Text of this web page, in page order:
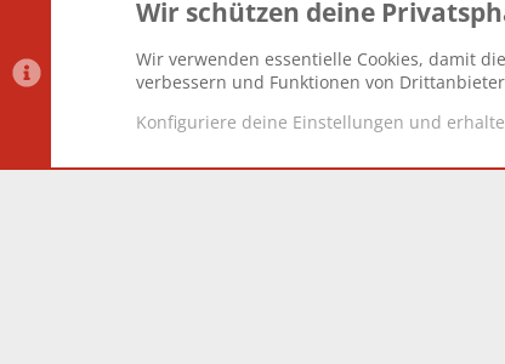
Datenschutz-Einstellungen PR Light
Wir schützen deine
Wir verwenden essentielle Cookies, damit
verbessern und Funktionen von
Konfiguriere deine Einstellungen und